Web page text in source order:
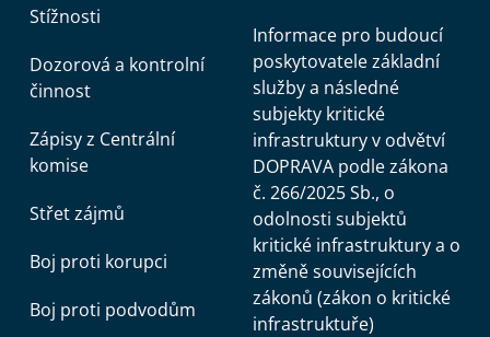
Stížnosti
Dozorová a kontrolní
činnost
Zápisy z Centrální
komise
Střet zájmů
Boj proti korupci
Boj proti podvodům
Informace pro budoucí
poskytovatele základní
služby a následné
subjekty kritické
infrastruktury v odvětví
DOPRAVA podle zákona
č. 266/2025 Sb., o
odolnosti subjektů
kritické infrastruktury a o
změně souvisejících
zákonů (zákon o kritické
infrastruktuře)